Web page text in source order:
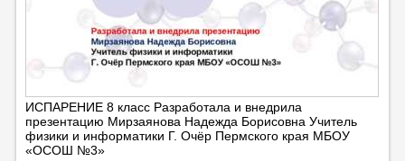
ИСПАРЕНИЕ 8 класс Разработала и внедрила
презентацию Мирзаянова Надежда Борисовна Учитель
физики и информатики Г. Очёр Пермского края МБОУ
«ОСОШ №3»